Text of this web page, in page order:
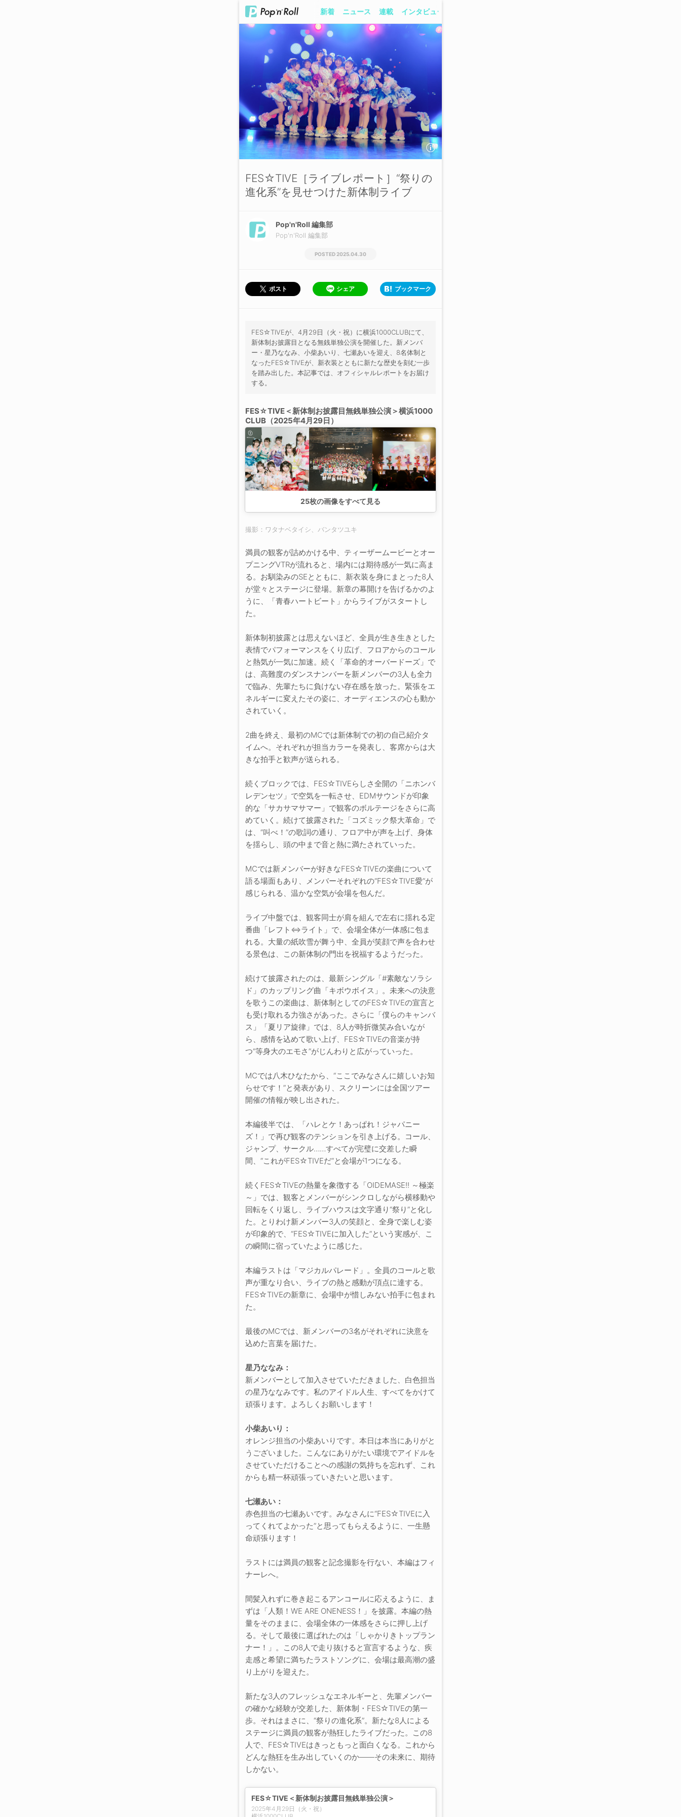
新着 ニュース 連載 インタビュー
FES☆TIVE［ライブレポート］“祭りの
進化系”を見せつけた新体制ライブ
Pop'n'Roll 編集部
Pop'n'Roll 編集部
2025.04.30
ポスト シェア ブックマーク
FES☆TIVEが、4月29日（火・祝）に横浜1000CLUBにて、
新体制お披露目となる無銭単独公演を開催した。新メンバ
ー・星乃ななみ、小柴あいり、七瀬あいを迎え、8名体制と
なったFES☆TIVEが、新衣装とともに新たな歴史を刻む一歩
を踏み出した。本記事では、オフィシャルレポートをお届け
する。
FES☆TIVE＜新体制お披露目無銭単独公演＞横浜1000
CLUB（2025年4月29日）
25枚の画像をすべて見る
撮影：ワタナベタイシ、バンタツユキ
満員の観客が詰めかける中、ティーザームービーとオー
プニングVTRが流れると、場内には期待感が一気に高ま
る。お馴染みのSEとともに、新衣装を身にまとった8人
が堂々とステージに登場。新章の幕開けを告げるかのよ
うに、「青春ハートビート」からライブがスタートし
た。
新体制初披露とは思えないほど、全員が生き生きとした
表情でパフォーマンスをくり広げ、フロアからのコール
と熱気が一気に加速。続く「革命的オーバードーズ」で
は、高難度のダンスナンバーを新メンバーの3人も全力
で臨み、先輩たちに負けない存在感を放った。緊張をエ
ネルギーに変えたその姿に、オーディエンスの心も動か
されていく。
2曲を終え、最初のMCでは新体制での初の自己紹介タ
イムへ。それぞれが担当カラーを発表し、客席からは大
きな拍手と歓声が送られる。
続くブロックでは、FES☆TIVEらしさ全開の「ニホンバ
レデンセツ」で空気を一転させ、EDMサウンドが印象
的な「サカサマサマー」で観客のボルテージをさらに高
めていく。続けて披露された「コズミック祭大革命」で
は、“叫べ！”の歌詞の通り、フロア中が声を上げ、身体
を揺らし、頭の中まで音と熱に満たされていった。
MCでは新メンバーが好きなFES☆TIVEの楽曲について
語る場面もあり、メンバーそれぞれの“FES☆TIVE愛”が
感じられる、温かな空気が会場を包んだ。
ライブ中盤では、観客同士が肩を組んで左右に揺れる定
番曲「レフト⇔ライト」で、会場全体が一体感に包ま
れる。大量の紙吹雪が舞う中、全員が笑顔で声を合わせ
る景色は、この新体制の門出を祝福するようだった。
続けて披露されたのは、最新シングル「#素敵なソラシ
ド」のカップリング曲「キボウボイス」。未来への決意
を歌うこの楽曲は、新体制としてのFES☆TIVEの宣言と
も受け取れる力強さがあった。さらに「僕らのキャンバ
ス」「夏リア旋律」では、8人が時折微笑み合いなが
ら、感情を込めて歌い上げ、FES☆TIVEの音楽が持
つ“等身大のエモさ”がじんわりと広がっていった。
MCでは八木ひなたから、“ここでみなさんに嬉しいお知
らせです！”と発表があり、スクリーンには全国ツアー
開催の情報が映し出された。
本編後半では、「ハレとケ！あっぱれ！ジャパニー
ズ！」で再び観客のテンションを引き上げる。コール、
ジャンプ、サークル……すべてが完璧に交差した瞬
間、“これがFES☆TIVEだ”と会場が1つになる。
続くFES☆TIVEの熱量を象徴する「OIDEMASE!! ～極楽
～」では、観客とメンバーがシンクロしながら横移動や
回転をくり返し、ライブハウスは文字通り“祭り”と化し
た。とりわけ新メンバー3人の笑顔と、全身で楽しむ姿
が印象的で、“FES☆TIVEに加入した”という実感が、こ
の瞬間に宿っていたように感じた。
本編ラストは「マジカルパレード」。全員のコールと歌
声が重なり合い、ライブの熱と感動が頂点に達する。
FES☆TIVEの新章に、会場中が惜しみない拍手に包まれ
た。
最後のMCでは、新メンバーの3名がそれぞれに決意を
込めた言葉を届けた。
星乃ななみ：
新メンバーとして加入させていただきました、白色担当
の星乃ななみです。私のアイドル人生、すべてをかけて
頑張ります。よろしくお願いします！
小柴あいり：
オレンジ担当の小柴あいりです。本日は本当にありがと
うございました。こんなにありがたい環境でアイドルを
させていただけることへの感謝の気持ちを忘れず、これ
からも精一杯頑張っていきたいと思います。
七瀬あい：
赤色担当の七瀬あいです。みなさんに“FES☆TIVEに入
ってくれてよかった”と思ってもらえるように、一生懸
命頑張ります！
ラストには満員の観客と記念撮影を行ない、本編はフィ
ナーレへ。
間髪入れずに巻き起こるアンコールに応えるように、ま
ずは「人類！WE ARE ONENESS！」を披露。本編の熱
量をそのままに、会場全体の一体感をさらに押し上げ
る。そして最後に選ばれたのは「しゃかりきトップラン
ナー！」。この8人で走り抜けると宣言するような、疾
走感と希望に満ちたラストソングに、会場は最高潮の盛
り上がりを迎えた。
新たな3人のフレッシュなエネルギーと、先輩メンバー
の確かな経験が交差した、新体制・FES☆TIVEの第一
歩。それはまさに、“祭りの進化系”。新たな8人による
ステージに満員の観客が熱狂したライブだった。この8
人で、FES☆TIVEはきっともっと面白くなる。これから
どんな熱狂を生み出していくのか——その未来に、期待
しかない。
FES☆TIVE＜新体制お披露目無銭単独公演＞
2025年4月29日（火・祝）